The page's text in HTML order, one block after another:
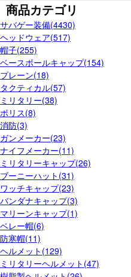
商品カテゴリ
サバゲー装備(4430)
ヘッドウェア(517)
帽子(255)
ベースボールキャップ(154)
プレーン(18)
タクティカル(57)
ミリタリー(38)
ポリス(8)
消防(3)
ガンメーカー(23)
ナイフメーカー(11)
ミリタリーキャップ(26)
ブーニーハット(31)
ワッチキャップ(23)
バンダナキャップ(3)
マリーンキャップ(1)
ベレー帽(6)
防寒帽(11)
ヘルメット(129)
ミリタリーヘルメット(47)